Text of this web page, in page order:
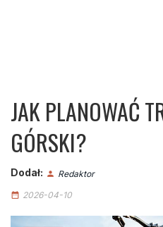
JAK PLANOWAĆ
GÓRSKI?
Dodał: person Redaktor
date_range 2026-04-10